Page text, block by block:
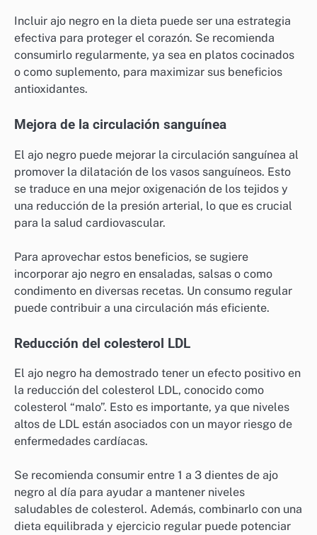
Incluir ajo negro en la dieta puede ser una estrategia
efectiva para proteger el corazón. Se recomienda
consumirlo regularmente, ya sea en platos cocinados
o como suplemento, para maximizar sus beneficios
antioxidantes.
Mejora de la circulación sanguínea
El ajo negro puede mejorar la circulación sanguínea al
promover la dilatación de los vasos sanguíneos. Esto
se traduce en una mejor oxigenación de los tejidos y
una reducción de la presión arterial, lo que es crucial
para la salud cardiovascular.
Para aprovechar estos beneficios, se sugiere
incorporar ajo negro en ensaladas, salsas o como
condimento en diversas recetas. Un consumo regular
puede contribuir a una circulación más eficiente.
Reducción del colesterol LDL
El ajo negro ha demostrado tener un efecto positivo en
la reducción del colesterol LDL, conocido como
colesterol “malo”. Esto es importante, ya que niveles
altos de LDL están asociados con un mayor riesgo de
enfermedades cardíacas.
Se recomienda consumir entre 1 a 3 dientes de ajo
negro al día para ayudar a mantener niveles
saludables de colesterol. Además, combinarlo con una
dieta equilibrada y ejercicio regular puede potenciar